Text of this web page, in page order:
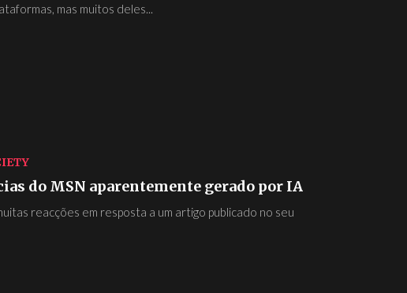
mas muitos deles...
do MSN aparentemente gerado por IA
reacções em resposta a um artigo publicado no seu